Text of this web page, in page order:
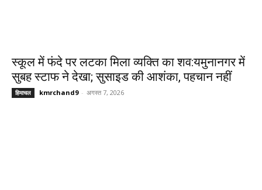
स्कूल में फंदे पर लटका मिला व्यक्ति का शव:यमुनानगर में
सुबह स्टाफ ने देखा; सुसाइड की आशंका, पहचान नहीं
हिमाचल kmrchand9 - अगस्त 7, 2026